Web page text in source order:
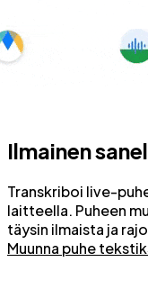
Ilmainen
Transkriboi live-
laitteella. Puheen
täysin ilmaista ja
Muunna puhe